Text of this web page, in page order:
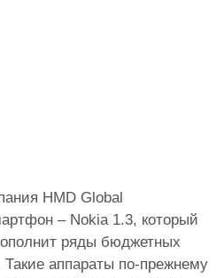
HMD Global
– Nokia 1.3, который
ряды бюджетных
аппараты по-прежнему